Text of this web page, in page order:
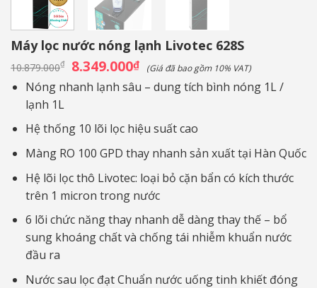
Máy lọc nước nóng lạnh Livotec 628S
10.879.000₫ Giá
gốc
là:
10.879.000₫.
8.349.000₫Giá
hiện
tại
là:
(Giá đã bao gồm 10% VAT)
Nóng nhanh lạnh sâu – dung tích bình nóng 1L /
lạnh 1L
Hệ thống 10 lõi lọc hiệu suất cao
Màng RO 100 GPD thay nhanh sản xuất tại Hàn Quốc
Hệ lõi lọc thô Livotec: loại bỏ cặn bẩn có kích thước
trên 1 micron trong nước
6 lõi chức năng thay nhanh dễ dàng thay thế – bổ
sung khoáng chất và chống tái nhiễm khuẩn nước
đầu ra
Nước sau lọc đạt Chuẩn nước uống tinh khiết đóng